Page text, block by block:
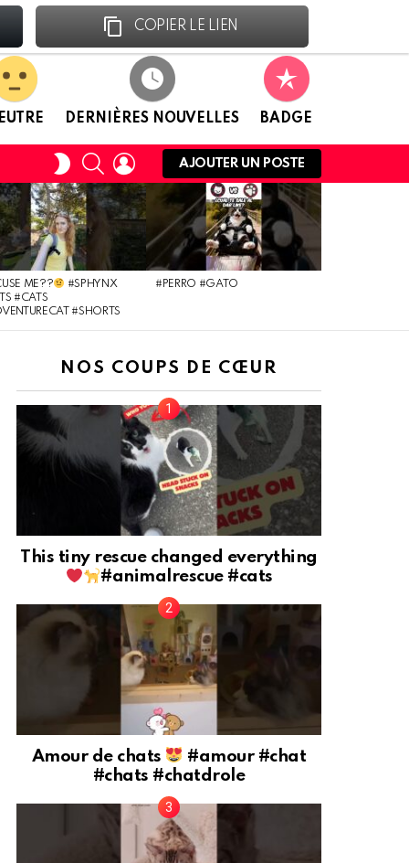
DERNIÈRES NOUVELLES BADGE
CHANGER
PEAU
RECHERCHECONNEXION
AJOUTER UN POSTE
ME??
#SPHYNX
#CATS
#SHORTS
#PERRO #GATO
NOS COUPS DE CŒUR
This tiny rescue changed everything
#animalrescue #cats
Amour de chats
#amour #chat
#chats #chatdrole
COPIER LE LIEN